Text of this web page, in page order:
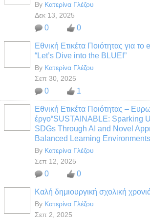
By Κατερίνα Γλέζου
Δεκ 13, 2025
0 0
Εθνική Ετικέτα Ποιότητας για
“Let’s Dive into the BLUE!”
By Κατερίνα Γλέζου
Σεπ 30, 2025
0 1
Εθνική Ετικέτα Ποιότητας –
έργο“SUSTAINABLE: Sparking
SDGs Through AI and Novel
Balanced Learning
By Κατερίνα Γλέζου
Σεπ 12, 2025
0 0
Καλή δημιουργική σχολική
By Κατερίνα Γλέζου
Σεπ 2, 2025